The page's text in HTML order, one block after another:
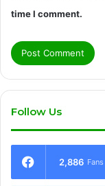
time I comment.
Follow Us
2,886 Fans